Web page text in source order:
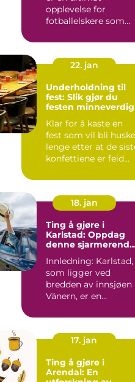
opplevelse for
fotballelskere som
22. jan
Underholdning til
fest: Slik gjør du
festen minneverdig
Klar for å kaste en
fest som vil bli
lenge etter at de
konfettiene er feid
18. jan
Ting å gjøre i
Karlstad: Oppdag
denne sjarmerende
Innledning: Karlstad,
som ligger ved
bredden av innsjøen
Vänern, er en
by som har...
17. jan
Ting å gjøre i
Arendal: En